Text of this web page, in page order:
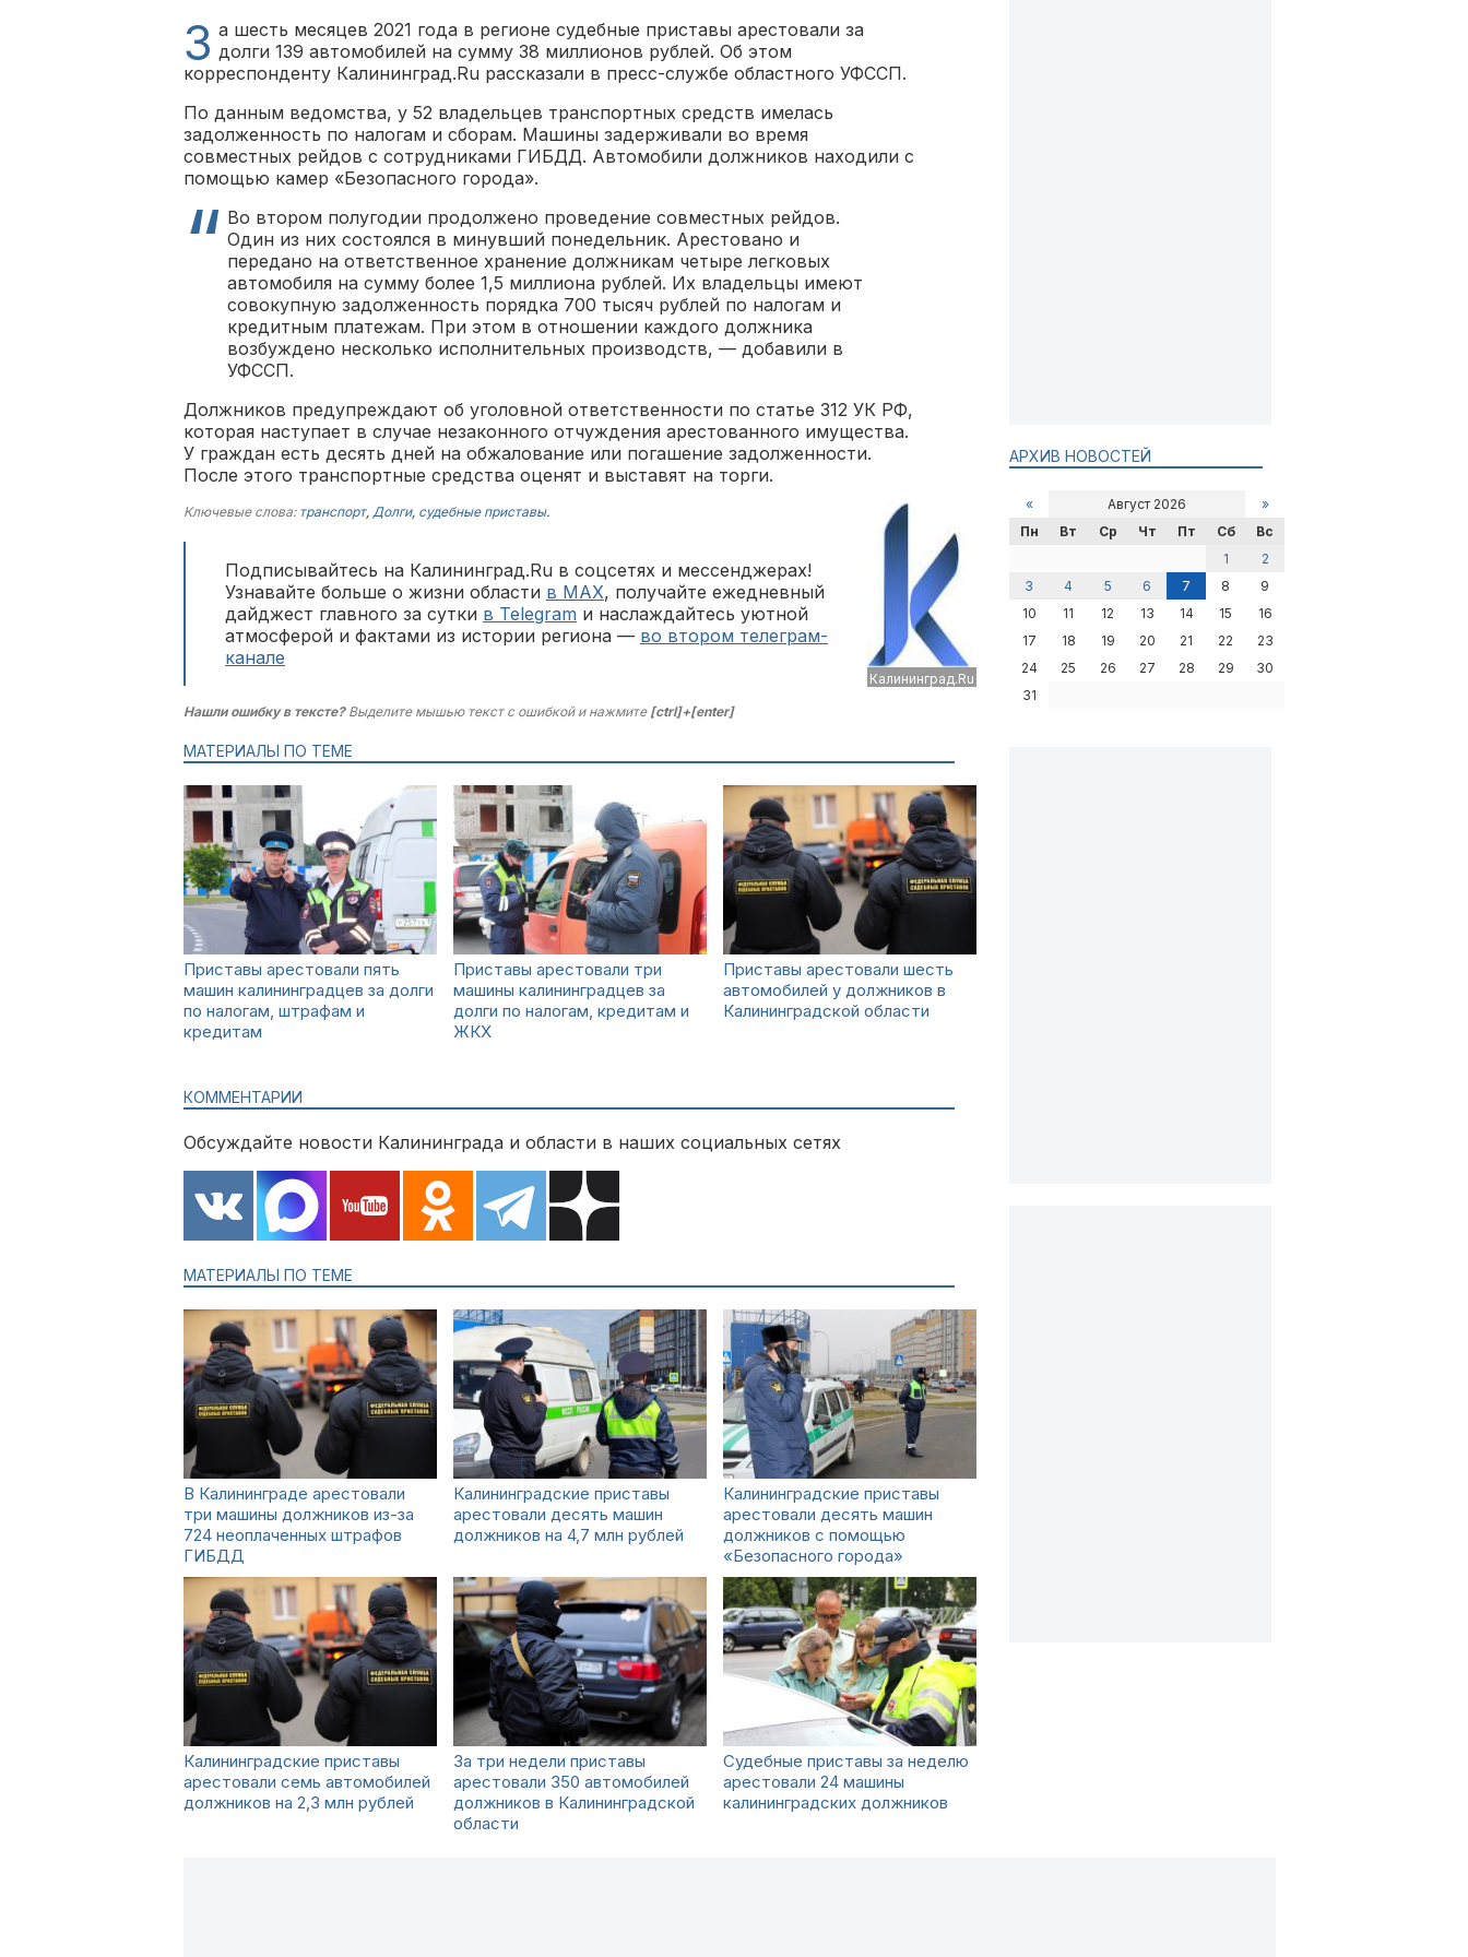
З а шесть месяцев 2021 года в регионе судебные приставы арестовали за
долги 139 автомобилей на сумму 38 миллионов рублей. Об этом
корреспонденту Калининград.Ru рассказали в пресс-службе областного УФССП.
По данным ведомства, у 52 владельцев транспортных средств имелась
задолженность по налогам и сборам. Машины задерживали во время
совместных рейдов с сотрудниками ГИБДД. Автомобили должников находили с
помощью камер «Безопасного города».
Во втором полугодии продолжено проведение совместных рейдов.
Один из них состоялся в минувший понедельник. Арестовано и
передано на ответственное хранение должникам четыре легковых
автомобиля на сумму более 1,5 миллиона рублей. Их владельцы имеют
совокупную задолженность порядка 700 тысяч рублей по налогам и
кредитным платежам. При этом в отношении каждого должника
возбуждено несколько исполнительных производств, — добавили в
УФССП.
Должников предупреждают об уголовной ответственности по статье 312 УК РФ,
которая наступает в случае незаконного отчуждения арестованного имущества.
У граждан есть десять дней на обжалование или погашение задолженности.
После этого транспортные средства оценят и выставят на торги.
Калининград.Ru
Ключевые слова: транспорт, Долги, судебные приставы.
Подписывайтесь на Калининград.Ru в соцсетях и мессенджерах!
Узнавайте больше о жизни области в MAX, получайте ежедневный
дайджест главного за сутки в Telegram и наслаждайтесь уютной
атмосферой и фактами из истории региона — во втором телеграм-
канале
Нашли ошибку в тексте?Выделите мышью текст с ошибкой и нажмите [ctrl]+[enter]
МАТЕРИАЛЫ ПО ТЕМЕ
Приставы арестовали пять
машин калининградцев за долги
по налогам, штрафам и
кредитам
Приставы арестовали три
машины калининградцев за
долги по налогам, кредитам и
ЖКХ
Приставы арестовали шесть
автомобилей у должников в
Калининградской области
КОММЕНТАРИИ
Обсуждайте новости Калининграда и области в наших социальных сетях
МАТЕРИАЛЫ ПО ТЕМЕ
В Калининграде арестовали
три машины должников из-за
724 неоплаченных штрафов
ГИБДД
Калининградские приставы
арестовали десять машин
должников на 4,7 млн рублей
Калининградские приставы
арестовали десять машин
должников с помощью
«Безопасного города»
Калининградские приставы
арестовали семь автомобилей
должников на 2,3 млн рублей
За три недели приставы
арестовали 350 автомобилей
должников в Калининградской
области
Судебные приставы за неделю
арестовали 24 машины
калининградских должников
АРХИВ НОВОСТЕЙ
« Август 2026
»
Пн
Вт Ср Чт Пт Сб
Вс
1
2
3
4 5 6 7 8
9
10
11 12 13 14 15
16
17
18 19 20 21 22
23
24
25 26 27 28 29
30
31